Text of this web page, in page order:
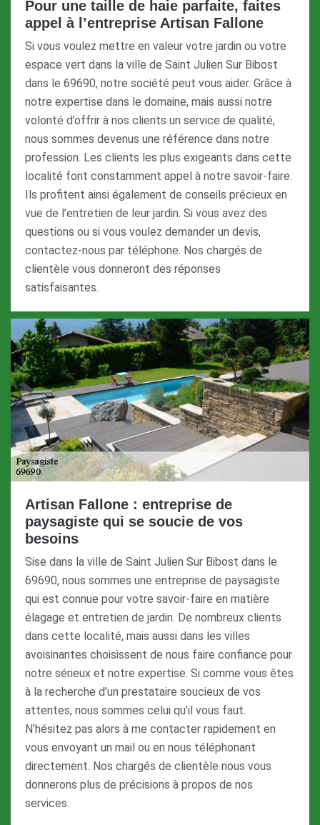
Pour une taille de haie parfaite, faites
appel à l’entreprise Artisan Fallone
Si vous voulez mettre en valeur votre jardin ou votre
espace vert dans la ville de Saint Julien Sur Bibost
dans le 69690, notre société peut vous aider. Grâce à
notre expertise dans le domaine, mais aussi notre
volonté d’offrir à nos clients un service de qualité,
nous sommes devenus une référence dans notre
profession. Les clients les plus exigeants dans cette
localité font constamment appel à notre savoir-faire.
Ils profitent ainsi également de conseils précieux en
vue de l’entretien de leur jardin. Si vous avez des
questions ou si vous voulez demander un devis,
contactez-nous par téléphone. Nos chargés de
clientèle vous donneront des réponses
satisfaisantes.
Artisan Fallone : entreprise de
paysagiste qui se soucie de vos
besoins
Sise dans la ville de Saint Julien Sur Bibost dans le
69690, nous sommes une entreprise de paysagiste
qui est connue pour votre savoir-faire en matière
élagage et entretien de jardin. De nombreux clients
dans cette localité, mais aussi dans les villes
avoisinantes choisissent de nous faire confiance pour
notre sérieux et notre expertise. Si comme vous êtes
à la recherche d’un prestataire soucieux de vos
attentes, nous sommes celui qu’il vous faut.
N’hésitez pas alors à me contacter rapidement en
vous envoyant un mail ou en nous téléphonant
directement. Nos chargés de clientèle nous vous
donnerons plus de précisions à propos de nos
services.